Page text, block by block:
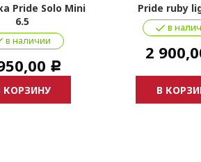
Pride Solo Mini
6.5
в наличии
Р
КОРЗИНУ
Pride ruby
в
2
В